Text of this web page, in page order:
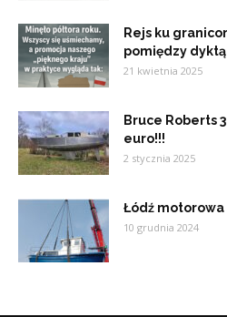
Rejs ku
pomiędzy
21 kwietnia 2025
Bruce Roberts
euro!!!
2 stycznia 2025
Łódź motorowa
10 grudnia 2024